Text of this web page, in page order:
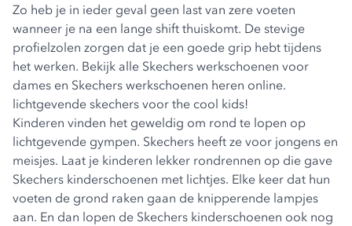
Zo heb je in ieder geval geen last van zere voeten
wanneer je na een lange shift thuiskomt. De stevige
profielzolen zorgen dat je een goede grip hebt tijdens
het werken. Bekijk alle Skechers werkschoenen voor
dames en Skechers werkschoenen heren online.
lichtgevende skechers voor the cool kids!
Kinderen vinden het geweldig om rond te lopen op
lichtgevende gympen. Skechers heeft ze voor jongens en
meisjes. Laat je kinderen lekker rondrennen op die gave
Skechers kinderschoenen met lichtjes. Elke keer dat hun
voeten de grond raken gaan de knipperende lampjes
aan. En dan lopen de Skechers kinderschoenen ook nog